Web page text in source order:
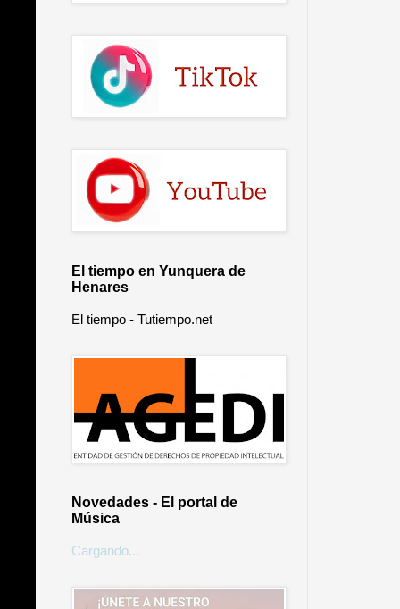
El tiempo en Yunquera de
Henares
El tiempo - Tutiempo.net
Novedades - El portal de
Música
Cargando...